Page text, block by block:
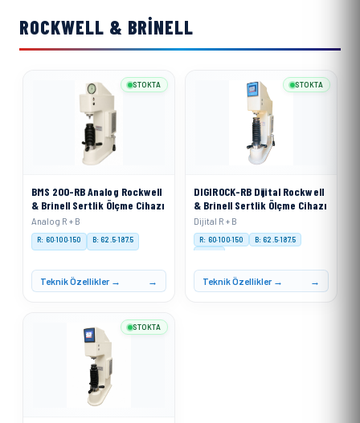
ROCKWELL & BRINELL
BMS 200-RB Analog Rockwell
& Brinell Sertlik Ölçme Cihazı
Analog R + B
R: 60·100·150 B: 62.5·187.5
Teknik Özellikler →
STOKTA
DIGIROCK-RB Dijital Rockwell
& Brinell Sertlik Ölçme Cihazı
Dijital R + B
R: 60·100·150
B: 62.5·187.5
Digital
Teknik Özellikler →
STOKTA
STOKTA